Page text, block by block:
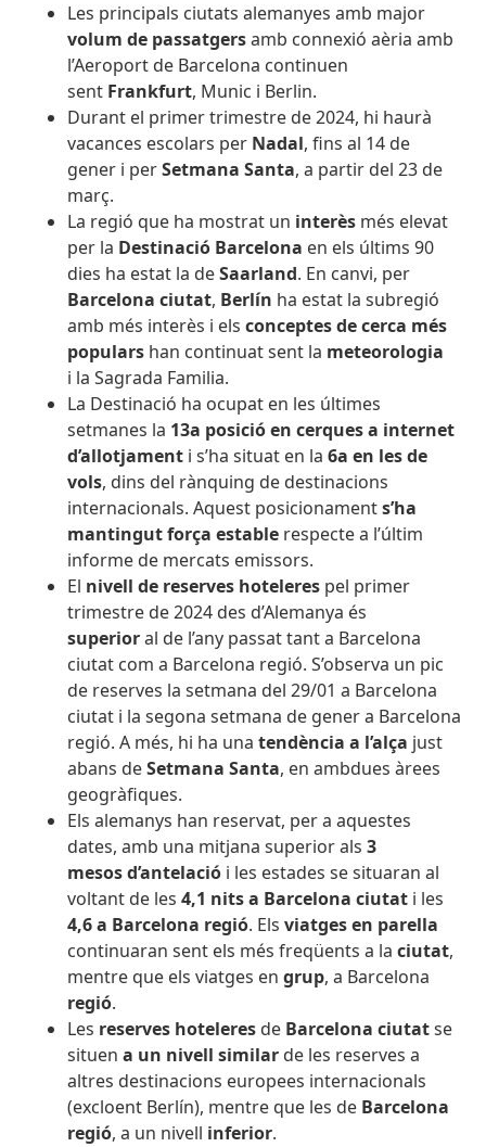
Les principals ciutats alemanyes amb major
volum de passatgersamb connexió aèria amb
l’Aeroport de Barcelona continuen
sent Frankfurt, Munic i Berlin.
Durant el primer trimestre de 2024, hi haurà
vacances escolars per Nadal, fins al 14 de
gener i perSetmana Santa, a partir del 23 de
març.
La regió que ha mostrat un interès més elevat
per la Destinació Barcelona en els últims 90
dies ha estat la deSaarland. En canvi, per
Barcelona ciutat, Berlín ha estat la subregió
amb més interès i els conceptes de cerca més
populars han continuat sent la meteorologia
i la Sagrada Familia.
La Destinació ha ocupat en les últimes
setmanes la 13a posició en cerques a internet
d’allotjament i s’ha situat en la 6a en les de
vols, dins del rànquing de destinacions
internacionals. Aquest posicionaments’ha
mantingut força estable respecte a l’últim
informe de mercats emissors.
El nivell de reserves hoteleres pel primer
trimestre de 2024 des d’Alemanya és
superioral de l’any passat tant a Barcelona
ciutat com a Barcelona regió. S’observa un pic
de reserves la setmana del 29/01 a Barcelona
ciutat i la segona setmana de gener a Barcelona
regió. A més, hi ha unatendència a l’alça just
abans deSetmana Santa, en ambdues àrees
geogràfiques.
Els alemanys han reservat, per a aquestes
dates, amb una mitjana superior als3
mesosd’antelació i les estades se situaran al
voltant de les4,1 nits a Barcelona ciutat i les
4,6 a Barcelona regió. Elsviatges en parella
continuaran sent els més freqüents a laciutat,
mentre que els viatges engrup, a Barcelona
regió.
Les reserves hoteleres de Barcelona ciutatse
situena un nivell similar de les reserves a
altres destinacions europees internacionals
(excloent Berlín), mentre que les de Barcelona
regió, a un nivell inferior.